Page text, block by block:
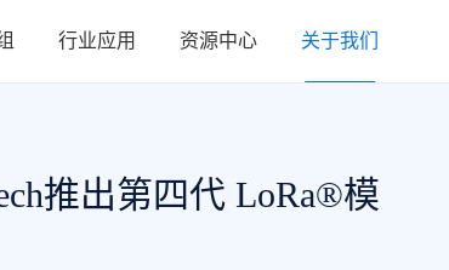
行业应用 资源中心 关于我们
推出第四代 LoRa®模